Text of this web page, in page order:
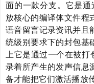
面的一款分支。它是
放核心的编译体文件程
语音留言记录资讯并且
统级别要求下的封包基
上它是通过一个在被
录着所产生的发声信息
备才能把它们激活播放